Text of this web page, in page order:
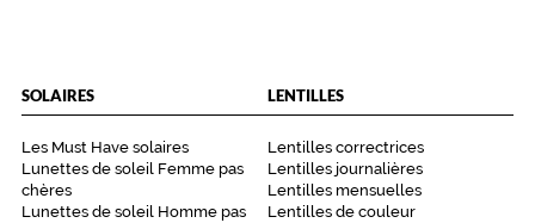
SOLAIRES
Les Must Have solaires
Lunettes de soleil Femme pas
chères
Lunettes de soleil Homme pas
LENTILLES
Lentilles correctrices
Lentilles journalières
Lentilles mensuelles
Lentilles de couleur